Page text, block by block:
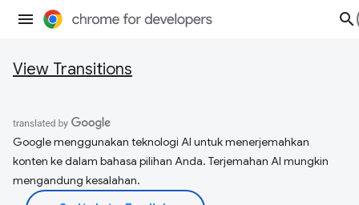
View Transitions
Google menggunakan teknologi AI untuk menerjemahkan
konten ke dalam bahasa pilihan Anda. Terjemahan AI mungkin
mengandung kesalahan.